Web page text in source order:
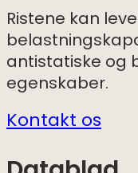
Ristene kan
antistatiske
egenskaber.
Kontakt os